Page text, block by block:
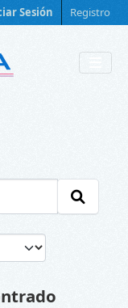
Sesión Registro